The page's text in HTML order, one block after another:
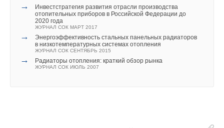
→
Инвестстратегия развития отрасли производства
отопительных приборов в Российской Федерации до
2020 года
ЖУРНАЛ СОК МАРТ 2017
→
Энергоэффективность стальных панельных радиаторов
в низкотемпературных системах отопления
ЖУРНАЛ СОК СЕНТЯБРЬ 2015
→ Радиаторы отопления: краткий обзор рынка
ЖУРНАЛ СОК ИЮЛЬ 2007
обезжирить и закрасить.
Время выдержки покрытия до начала эксплуатации в воде
составляет 7 суток. Организация работ по нанесению
композиции ЦВЭС производится в соответствии с
требованиями «Технологической инструкции по применению